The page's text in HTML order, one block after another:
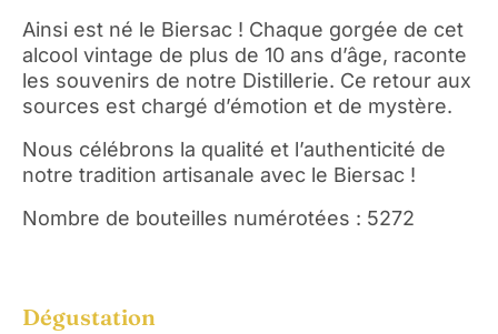
Ainsi est né le Biersac ! Chaque gorgée de cet
alcool vintage de plus de 10 ans d’âge, raconte
les souvenirs de notre Distillerie. Ce retour aux
sources est chargé d’émotion et de mystère.
Nous célébrons la qualité et l’authenticité de
notre tradition artisanale avec le Biersac !
Nombre de bouteilles numérotées : 5272
Dégustation